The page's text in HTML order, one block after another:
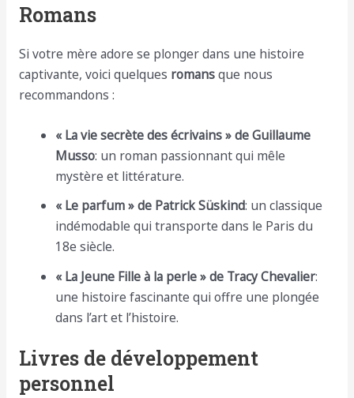
Romans
Si votre mère adore se plonger dans une histoire
captivante, voici quelques romansque nous
recommandons :
« La vie secrète des écrivains » de Guillaume
Musso: un roman passionnant qui mêle
mystère et littérature.
« Le parfum » de Patrick Süskind: un classique
indémodable qui transporte dans le Paris du
18e siècle.
« La Jeune Fille à la perle » de Tracy Chevalier:
une histoire fascinante qui offre une plongée
dans l’art et l’histoire.
Livres de développement
personnel